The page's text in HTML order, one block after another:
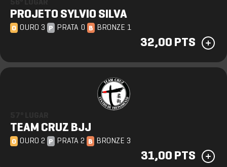
PROJETO SYLVIO SILVA
O OURO 3 P PRATA 0 B BRONZE 1
32,00 PTS
TEAM CRUZ BJJ
O OURO 2 P PRATA 2 B BRONZE 3
31,00 PTS